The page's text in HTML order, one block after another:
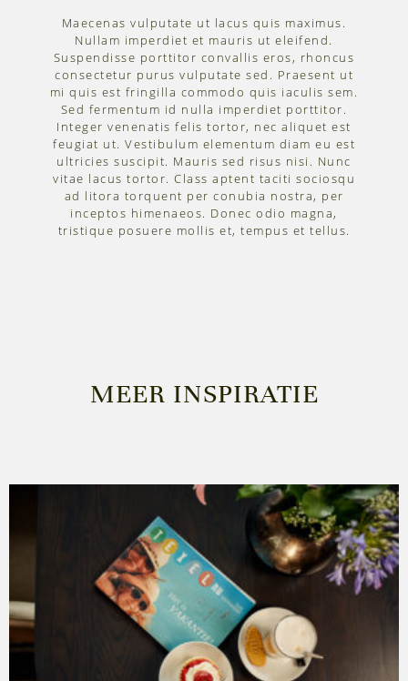
Maecenas vulputate ut lacus quis maximus.
Nullam imperdiet et mauris ut eleifend.
Suspendisse porttitor convallis eros, rhoncus
consectetur purus vulputate sed. Praesent ut
mi quis est fringilla commodo quis iaculis sem.
Sed fermentum id nulla imperdiet porttitor.
Integer venenatis felis tortor, nec aliquet est
feugiat ut. Vestibulum elementum diam eu est
ultricies suscipit. Mauris sed risus nisi. Nunc
vitae lacus tortor. Class aptent taciti sociosqu
ad litora torquent per conubia nostra, per
inceptos himenaeos. Donec odio magna,
tristique posuere mollis et, tempus et tellus.
MEER INSPIRATIE